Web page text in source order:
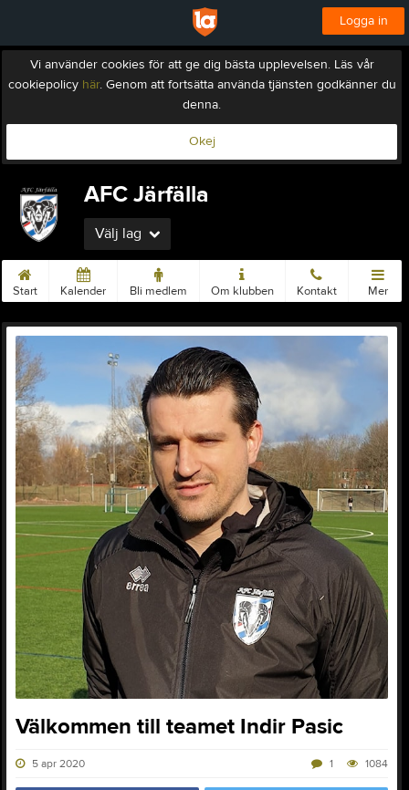
Logga in
Vi använder cookies för att ge dig bästa upplevelsen. Läs vår
cookiepolicy här. Genom att fortsätta använda tjänsten godkänner du
denna.
Okej
AFC Järfälla
Välj lag
Start Kalender Bli medlem Om klubben Kontakt Mer
Välkommen till teamet Indir Pasic
5 apr 2020 1084
1